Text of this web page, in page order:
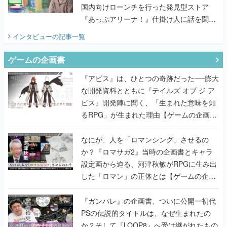
国内向けローンチを行った発見型ストア
『あっぷアリーナ！』仕掛け人に話を聞い
てみた
インタビューの記事一覧
ゲームの企画書
『アビス』は、ひとつの奇跡だった──膨大
な開発資料とともに『テイルズ オブ ジ ア
ビス』開発陣に聞く、「生まれた意味を知
るRPG」が生まれた理由【ゲームの企画
書】
なにが、人を「ロマンシング」させるの
か？『ロマサガ2』当時の企画書とキャラ
設定画から迫る、河津秋敏がRPGに生み出
した「ロマン」の正体とは【ゲームの企画
書】
『ガンパレ』の企画書、ついに公開━初代
PSの伝説的タイトルは、なぜ生まれたの